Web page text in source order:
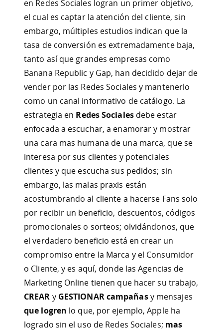
en Redes Sociales logran un primer objetivo,
el cual es captar la atención del cliente, sin
embargo, múltiples estudios indican que la
tasa de conversión es extremadamente baja,
tanto así que grandes empresas como
Banana Republic y Gap, han decidido dejar de
vender por las Redes Sociales y mantenerlo
como un canal informativo de catálogo. La
estrategia en Redes Socialesdebe estar
enfocada a escuchar, a enamorar y mostrar
una cara mas humana de una marca, que se
interesa por sus clientes y potenciales
clientes y que escucha sus pedidos; sin
embargo, las malas praxis están
acostumbrando al cliente a hacerse Fans solo
por recibir un beneficio, descuentos, códigos
promocionales o sorteos; olvidándonos, que
el verdadero beneficio está en crear un
compromiso entre la Marca y el Consumidor
o Cliente, y es aquí, donde las Agencias de
Marketing Online tienen que hacer su trabajo,
CREAR y GESTIONARcampañasy mensajes
que logren lo que, por ejemplo, Apple ha
logrado sin el uso de Redes Sociales; mas